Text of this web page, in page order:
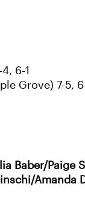
6-1
Grove) 7-5,
Baber/Paige
Amanda